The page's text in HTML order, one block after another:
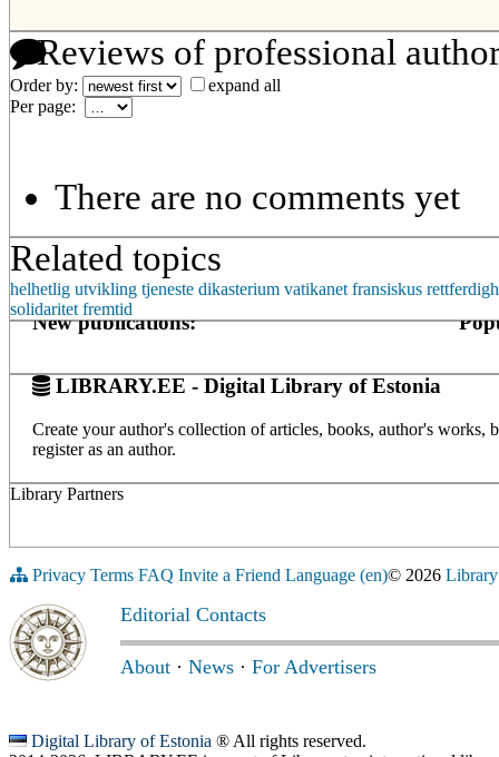
Reviews of professional
Order by:
expand all
Per page:
There are no comments yet
Related topics
helhetlig utvikling tjeneste dikasterium vatikanet fransiskus
solidaritet fremtid
New publications:
LIBRARY.EE - Digital Library of Estonia
Create your author's collection of articles, books, author's
register as an author.
Library Partners
Privacy Terms FAQ Invite a Friend Language (en)© 2026
Editorial Contacts
About · News · For Advertisers
Digital Library of Estonia ® All rights reserved.